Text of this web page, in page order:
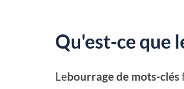
Qu'est-ce que
Lebourrage de mots-clés